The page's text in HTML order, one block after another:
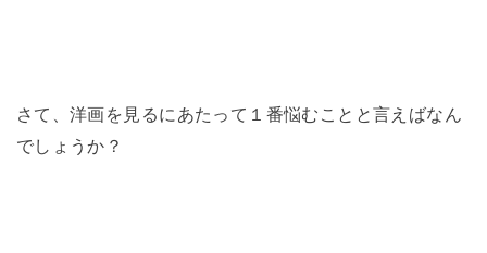
さて、洋画を見るにあたって１番悩むことと言えばなん
でしょうか？